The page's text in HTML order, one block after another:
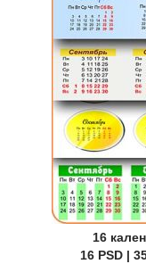
16
16 PSD |